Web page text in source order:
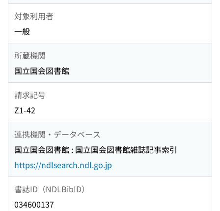
対象利用者
一般
所蔵機関
国立国会図書館
請求記号
Z1-42
連携機関・データベース
国立国会図書館 : 国立国会図書館雑誌記事索引
https://ndlsearch.ndl.go.jp
書誌ID（NDLBibID）
034600137